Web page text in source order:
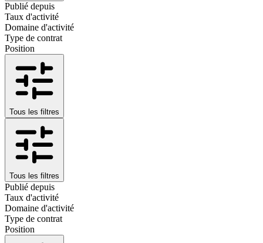
Publié depuis
Taux d'activité
Domaine d'activité
Type de contrat
Position
Tous les filtres
Tous les filtres
Publié depuis
Taux d'activité
Domaine d'activité
Type de contrat
Position